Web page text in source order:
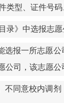
型、证件号
录》中选报志愿
报一所志愿
司，该志愿公
同意校内调